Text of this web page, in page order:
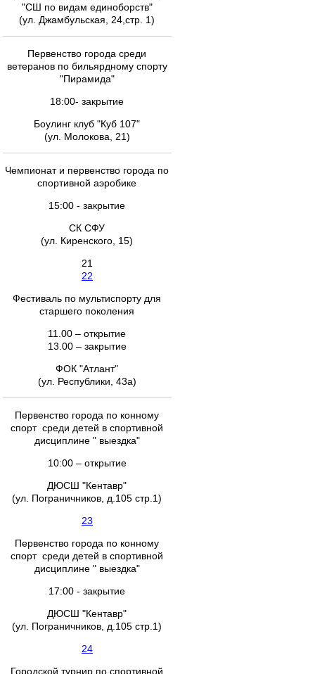
"СШ по видам единоборств"
(ул. Джамбульская, 24,стр. 1)
Первенство города среди
ветеранов по бильярдному спорту
"Пирамида"
18:00- закрытие
Боулинг клуб "Куб 107"
(ул. Молокова, 21)
Чемпионат и первенство города по
спортивной аэробике
15:00 - закрытие
СК СФУ
(ул. Киренского, 15)
21
22
Фестиваль по мультиспорту для
старшего поколения
11.00 – открытие
13.00 – закрытие
ФОК "Атлант"
(ул. Республики, 43а)
Первенство города по конному
спорт среди детей в спортивной
дисциплине " выездка"
10:00 – открытие
ДЮСШ "Кентавр"
(ул. Пограничников, д.105 стр.1)
23
Первенство города по конному
спорт среди детей в спортивной
дисциплине " выездка"
17:00 - закрытие
ДЮСШ "Кентавр"
(ул. Пограничников, д.105 стр.1)
24
Городской турнир по спортивной